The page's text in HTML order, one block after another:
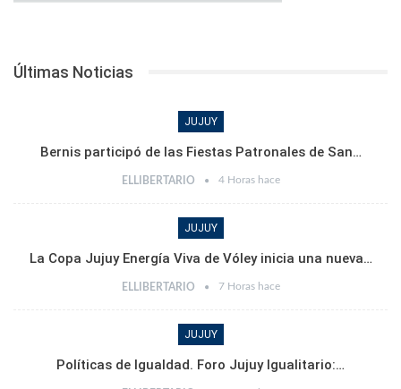
Últimas Noticias
JUJUY
Bernis participó de las Fiestas Patronales de San…
ELLIBERTARIO 4 Horas hace
JUJUY
La Copa Jujuy Energía Viva de Vóley inicia una nueva…
ELLIBERTARIO 7 Horas hace
JUJUY
Políticas de Igualdad. Foro Jujuy Igualitario:…